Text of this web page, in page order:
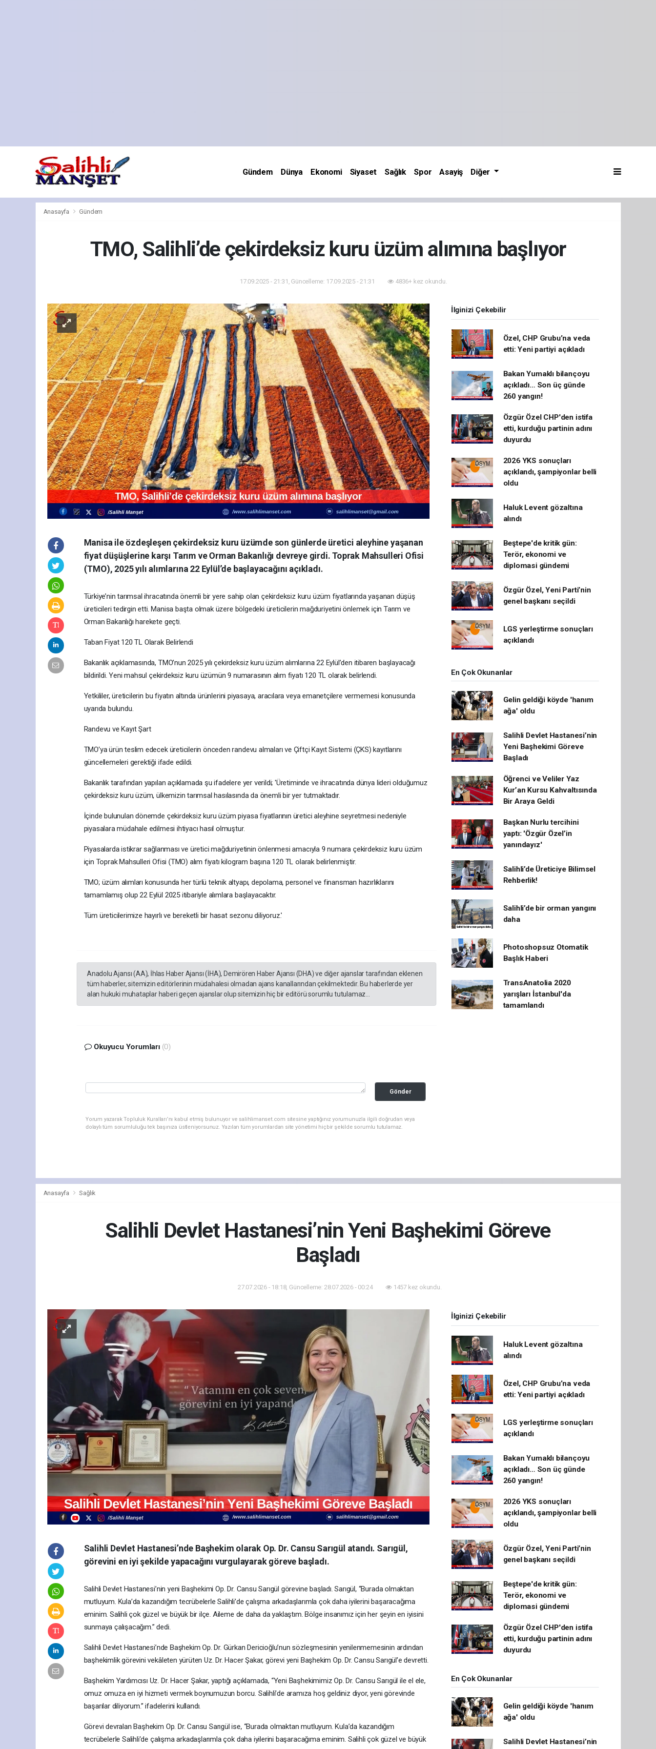
Gündem Dünya Ekonomi Siyaset Sağlık Spor Asayiş Diğer
Anasayfa Gündem
TMO, Salihli’de çekirdeksiz kuru üzüm alımına başlıyor
17.09.2025 - 21:31, Güncelleme: 17.09.2025 - 21:31 4836+ kez okundu.
Manisa ile özdeşleşen çekirdeksiz kuru üzümde son günlerde üretici aleyhine yaşanan
fiyat düşüşlerine karşı Tarım ve Orman Bakanlığı devreye girdi. Toprak Mahsulleri Ofisi
(TMO), 2025 yılı alımlarına 22 Eylül’de başlayacağını açıkladı.
Türkiye’nin tarımsal ihracatında önemli bir yere sahip olan çekirdeksiz kuru üzüm fiyatlarında yaşanan düşüş
üreticileri tedirgin etti. Manisa başta olmak üzere bölgedeki üreticilerin mağduriyetini önlemek için Tarım ve
Orman Bakanlığı harekete geçti.
Taban Fiyat 120 TL Olarak Belirlendi
Bakanlık açıklamasında, TMO’nun 2025 yılı çekirdeksiz kuru üzüm alımlarına 22 Eylül’den itibaren başlayacağı
bildirildi. Yeni mahsul çekirdeksiz kuru üzümün 9 numarasının alım fiyatı 120 TL olarak belirlendi.
Yetkililer, üreticilerin bu fiyatın altında ürünlerini piyasaya, aracılara veya emanetçilere vermemesi konusunda
uyarıda bulundu.
Randevu ve Kayıt Şart
TMO’ya ürün teslim edecek üreticilerin önceden randevu almaları ve Çiftçi Kayıt Sistemi (ÇKS) kayıtlarını
güncellemeleri gerektiği ifade edildi.
Bakanlık tarafından yapılan açıklamada şu ifadelere yer verildi; 'Üretiminde ve ihracatında dünya lideri olduğumuz
çekirdeksiz kuru üzüm, ülkemizin tarımsal hasılasında da önemli bir yer tutmaktadır.
İçinde bulunulan dönemde çekirdeksiz kuru üzüm piyasa fiyatlarının üretici aleyhine seyretmesi nedeniyle
piyasalara müdahale edilmesi ihtiyacı hasıl olmuştur.
Piyasalarda istikrar sağlanması ve üretici mağduriyetinin önlenmesi amacıyla 9 numara çekirdeksiz kuru üzüm
için Toprak Mahsulleri Ofisi (TMO) alım fiyatı kilogram başına 120 TL olarak belirlenmiştir.
TMO; üzüm alımları konusunda her türlü teknik altyapı, depolama, personel ve finansman hazırlıklarını
tamamlamış olup 22 Eylül 2025 itibariyle alımlara başlayacaktır.
Tüm üreticilerimize hayırlı ve bereketli bir hasat sezonu diliyoruz.'
Anadolu Ajansı (AA), İhlas Haber Ajansı (İHA), Demirören Haber Ajansı (DHA) ve diğer ajanslar tarafından eklenen
tüm haberler, sitemizin editörlerinin müdahalesi olmadan ajans kanallarından çekilmektedir. Bu haberlerde yer
alan hukuki muhataplar haberi geçen ajanslar olup sitemizin hiç bir editörü sorumlu tutulamaz...
Okuyucu Yorumları (0)
Gönder
Yorum yazarak Topluluk Kuralları’nı kabul etmiş bulunuyor ve salihlimanset.com sitesine yaptığınız yorumunuzla ilgili doğrudan veya
dolaylı tüm sorumluluğu tek başınıza üstleniyorsunuz. Yazılan tüm yorumlardan site yönetimi hiçbir şekilde sorumlu tutulamaz.
İlginizi Çekebilir
Özel, CHP Grubu’na veda
etti: Yeni partiyi açıkladı
Bakan Yumaklı bilançoyu
açıkladı… Son üç günde
260 yangın!
Özgür Özel CHP'den istifa
etti, kurduğu partinin adını
duyurdu
2026 YKS sonuçları
açıklandı, şampiyonlar belli
oldu
Haluk Levent gözaltına
alındı
Beştepe'de kritik gün:
Terör, ekonomi ve
diplomasi gündemi
Özgür Özel, Yeni Parti’nin
genel başkanı seçildi
LGS yerleştirme sonuçları
açıklandı
En Çok Okunanlar
Gelin geldiği köyde 'hanım
ağa' oldu
Salihli Devlet Hastanesi’nin
Yeni Başhekimi Göreve
Başladı
Öğrenci ve Veliler Yaz
Kur’an Kursu Kahvaltısında
Bir Araya Geldi
Başkan Nurlu tercihini
yaptı: 'Özgür Özel’in
yanındayız'
Salihli’de Üreticiye Bilimsel
Rehberlik!
Salihli’de bir orman yangını
daha
Photoshopsuz Otomatik
Başlık Haberi
TransAnatolia 2020
yarışları İstanbul'da
tamamlandı
Anasayfa Sağlık
Salihli Devlet Hastanesi’nin Yeni Başhekimi Göreve
Başladı
27.07.2026 - 18:18, Güncelleme: 28.07.2026 - 00:24 1457 kez okundu.
Salihli Devlet Hastanesi’nde Başhekim olarak Op. Dr. Cansu Sarıgül atandı. Sarıgül,
görevini en iyi şekilde yapacağını vurgulayarak göreve başladı.
Salihli Devlet Hastanesi’nin yeni Başhekimi Op. Dr. Cansu Sarıgül görevine başladı. Sarıgül, “Burada olmaktan
mutluyum. Kula’da kazandığım tecrübelerle Salihli’de çalışma arkadaşlarımla çok daha iyilerini başaracağıma
eminim. Salihli çok güzel ve büyük bir ilçe. Aileme de daha da yaklaştım. Bölge insanımız için her şeyin en iyisini
sunmaya çalışacağım.” dedi.
Salihli Devlet Hastanesi’nde Başhekim Op. Dr. Gürkan Dericioğlu’nun sözleşmesinin yenilenmemesinin ardından
başhekimlik görevini vekâleten yürüten Uz. Dr. Hacer Şakar, görevi yeni Başhekim Op. Dr. Cansu Sarıgül’e devretti.
Başhekim Yardımcısı Uz. Dr. Hacer Şakar, yaptığı açıklamada, “Yeni Başhekimimiz Op. Dr. Cansu Sarıgül ile el ele,
omuz omuza en iyi hizmeti vermek boynumuzun borcu. Salihli’de aramıza hoş geldiniz diyor, yeni görevinde
başarılar diliyorum.” ifadelerini kullandı.
Görevi devralan Başhekim Op. Dr. Cansu Sarıgül ise, “Burada olmaktan mutluyum. Kula’da kazandığım
tecrübelerle Salihli’de çalışma arkadaşlarımla çok daha iyilerini başaracağıma eminim. Salihli çok güzel ve büyük
İlginizi Çekebilir
Haluk Levent gözaltına
alındı
Özel, CHP Grubu’na veda
etti: Yeni partiyi açıkladı
LGS yerleştirme sonuçları
açıklandı
Bakan Yumaklı bilançoyu
açıkladı… Son üç günde
260 yangın!
2026 YKS sonuçları
açıklandı, şampiyonlar belli
oldu
Özgür Özel, Yeni Parti’nin
genel başkanı seçildi
Beştepe'de kritik gün:
Terör, ekonomi ve
diplomasi gündemi
Özgür Özel CHP'den istifa
etti, kurduğu partinin adını
duyurdu
En Çok Okunanlar
Gelin geldiği köyde 'hanım
ağa' oldu
Salihli Devlet Hastanesi’nin